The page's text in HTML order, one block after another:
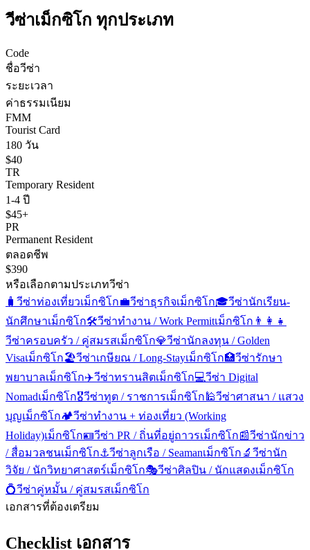
วีซ่าเม็กซิโก ทุกประเภท
Code
ชื่อวีซ่า
ระยะเวลา
ค่าธรรมเนียม
FMM
Tourist Card
180 วัน
$40
TR
Temporary Resident
1-4 ปี
$45+
PR
Permanent Resident
ตลอดชีพ
$390
หรือเลือกตามประเภทวีซ่า
🧳 วีซ่าท่องเที่ยวเม็กซิโก💼วีซ่าธุรกิจเม็กซิโก🎓วีซ่านักเรียน-
นักศึกษาเม็กซิโก🛠️วีซ่าทำงาน / Work Permitเม็กซิโก 👨‍👩‍👧
วีซ่าครอบครัว / คู่สมรสเม็กซิโก💎วีซ่านักลงทุน / Golden
Visaเม็กซิโก🏖️วีซ่าเกษียณ / Long-Stayเม็กซิโก🏥วีซ่ารักษา
พยาบาลเม็กซิโก✈️วีซ่าทรานสิตเม็กซิโก💻วีซ่า Digital
Nomadเม็กซิโก🎖️วีซ่าทูต / ราชการเม็กซิโก 🕌วีซ่าศาสนา / แสวง
บุญเม็กซิโก🏕️วีซ่าทำงาน + ท่องเที่ยว (Working
Holiday)เม็กซิโก🪪วีซ่า PR / ถิ่นที่อยู่ถาวรเม็กซิโก📰วีซ่านักข่าว
/ สื่อมวลชนเม็กซิโก⚓วีซ่าลูกเรือ / Seamanเม็กซิโก 🔬 วีซ่านัก
วิจัย / นักวิทยาศาสตร์เม็กซิโก🎭วีซ่าศิลปิน / นักแสดงเม็กซิโก
💍วีซ่าคู่หมั้น / คู่สมรสเม็กซิโก
เอกสารที่ต้องเตรียม
Checklist เอกสาร